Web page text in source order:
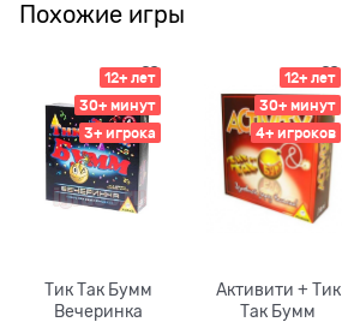
Похожие игры
12+ лет
30+ минут
3+ игрока
Тик Так Бумм
Вечеринка
12+ лет
30+ минут
4+ игроков
Активити + Тик
Так Бумм